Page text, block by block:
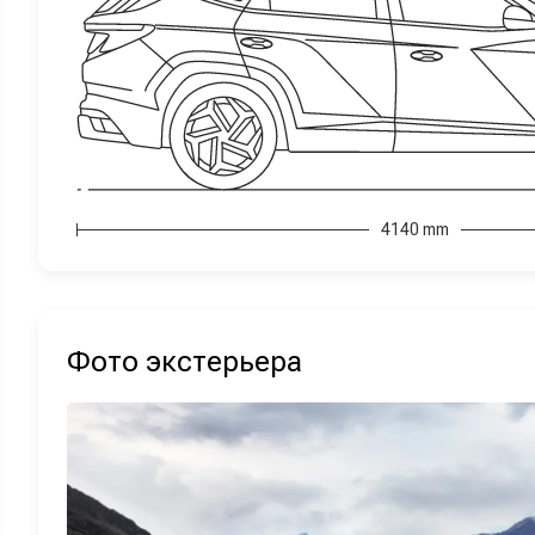
4140 mm
Фото экстерьера